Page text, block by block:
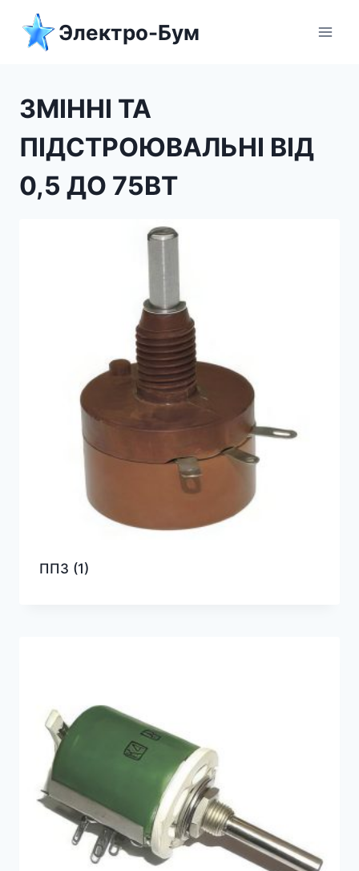
Перейти
вмісту
Электро-Бум
ЗМІННІ ТА
ПІДСТРОЮВАЛЬНІ ВІД
0,5 ДО 75ВТ
ПП3 (1)